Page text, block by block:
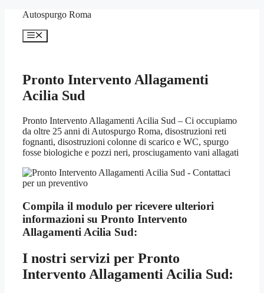
contenuto
Autospurgo Roma
Menu
Pronto Intervento Allagamenti
Acilia Sud
Pronto Intervento Allagamenti Acilia Sud – Ci occupiamo
da oltre 25 anni di Autospurgo Roma, disostruzioni reti
fognanti, disostruzioni colonne di scarico e WC, spurgo
fosse biologiche e pozzi neri, prosciugamento vani allagati
Compila il modulo per ricevere ulteriori
informazioni su Pronto Intervento
Allagamenti Acilia Sud:
I nostri servizi per Pronto
Intervento Allagamenti Acilia Sud: